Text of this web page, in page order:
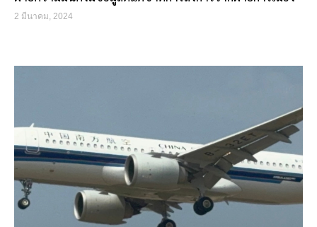
2 มีนาคม, 2024